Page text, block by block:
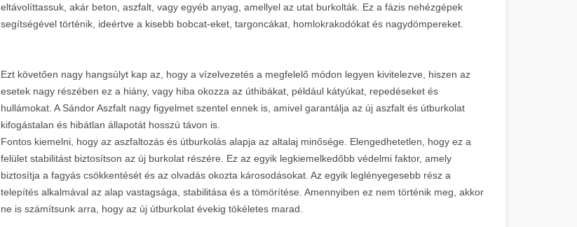
eltávolíttassuk, akár beton, aszfalt, vagy egyéb anyag, amellyel az utat burkolták. Ez a fázis nehézgépek
segítségével történik, ideértve a kisebb bobcat-eket, targoncákat, homlokrakodókat és nagydömpereket.
Ezt követően nagy hangsúlyt kap az, hogy a vízelvezetés a megfelelő módon legyen kivitelezve, hiszen az
esetek nagy részében ez a hiány, vagy hiba okozza az úthibákat, például kátyúkat, repedéseket és
hullámokat. A Sándor Aszfalt nagy figyelmet szentel ennek is, amivel garantálja az új aszfalt és útburkolat
kifogástalan és hibátlan állapotát hosszú távon is.
Fontos kiemelni, hogy az aszfaltozás és útburkolás alapja az altalaj minősége. Elengedhetetlen, hogy ez a
felület stabilitást biztosítson az új burkolat részére. Ez az egyik legkiemelkedőbb védelmi faktor, amely
biztosítja a fagyás csökkentését és az olvadás okozta károsodásokat. Az egyik leglényegesebb rész a
telepítés alkalmával az alap vastagsága, stabilitása és a tömörítése. Amennyiben ez nem történik meg, akkor
ne is számítsunk arra, hogy az új útburkolat évekig tökéletes marad.